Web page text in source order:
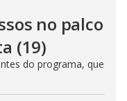
no palco
(19)
do programa, que